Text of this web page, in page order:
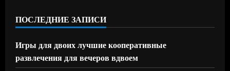
ПОСЛЕДНИЕ ЗАПИСИ
Игры для двоих лучшие кооперативные
развлечения для вечеров вдвоем